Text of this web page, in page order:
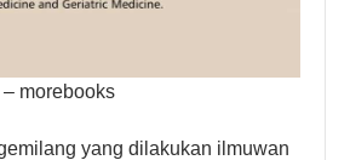
morebooks
yang dilakukan ilmuwan